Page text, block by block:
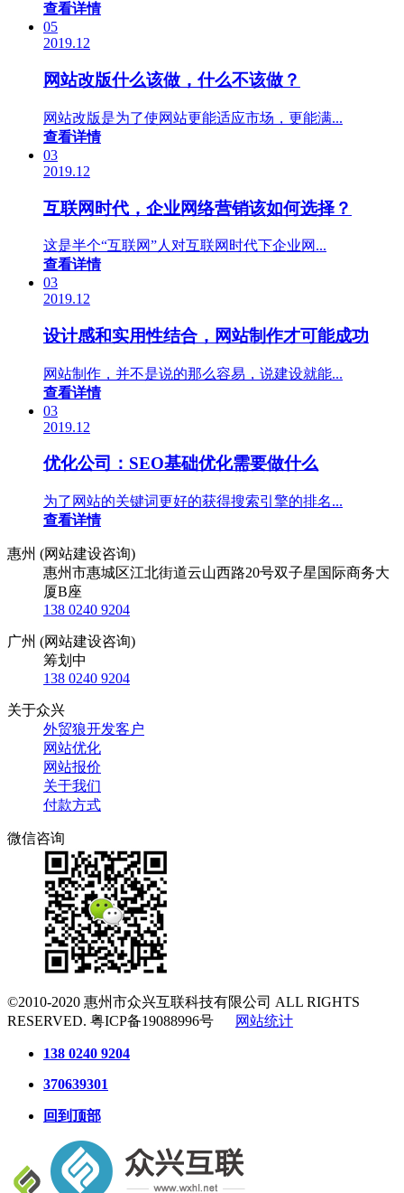
查看详情
05
2019.12
网站改版什么该做，什么不该做？
网站改版是为了使网站更能适应市场，更能满...
查看详情
03
2019.12
互联网时代，企业网络营销该如何选择？
这是半个“互联网”人对互联网时代下企业网...
查看详情
03
2019.12
设计感和实用性结合，网站制作才可能成功
网站制作，并不是说的那么容易，说建设就能...
查看详情
03
2019.12
优化公司：SEO基础优化需要做什么
为了网站的关键词更好的获得搜索引擎的排名...
查看详情
惠州 (网站建设咨询)
惠州市惠城区江北街道云山西路20号双子星国际商务大
厦B座
138 0240 9204
广州 (网站建设咨询)
筹划中
138 0240 9204
关于众兴
外贸狼开发客户
网站优化
网站报价
关于我们
付款方式
微信咨询
©2010-2020 惠州市众兴互联科技有限公司 ALL RIGHTS
RESERVED. 粤ICP备19088996号 网站统计
138 0240 9204
370639301
回到顶部